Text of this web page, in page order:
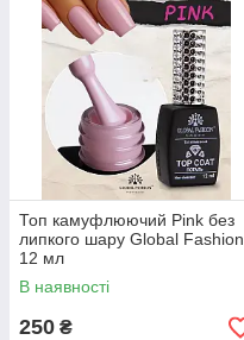
Топ камуфлюючий Рink без
липкого шару Global Fashion,
12 мл
В наявності
250 ₴